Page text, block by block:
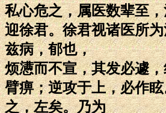
私心危之，属医数辈至
迎徐君。徐君视诸医所
兹病，郁也，
烦懑而不宣，其发必遽
臂痹；逆攻于上，必作
之，左矣。乃为